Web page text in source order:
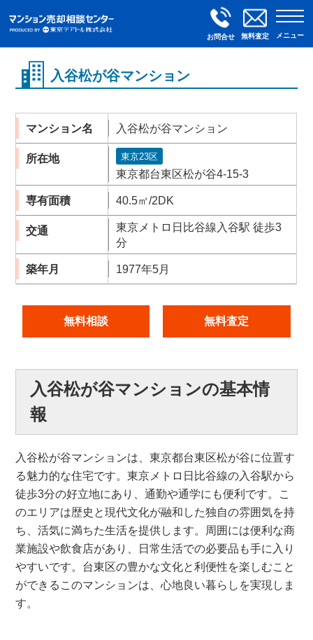
お問合せ 無料査定 メニュー
入谷松が谷マンション
マンション名 入谷松が谷マンション
所在地 東京23区
東京都台東区松が谷4-15-3
専有面積 40.5㎡/2DK
交通
東京メトロ日比谷線入谷駅 徒歩3
分
築年月 1977年5月
無料相談 無料査定
入谷松が谷マンションの基本情
報
入谷松が谷マンションは、東京都台東区松が谷に位置す
る魅力的な住宅です。東京メトロ日比谷線の入谷駅から
徒歩3分の好立地にあり、通勤や通学にも便利です。こ
のエリアは歴史と現代文化が融和した独自の雰囲気を持
ち、活気に満ちた生活を提供します。周囲には便利な商
業施設や飲食店があり、日常生活での必要品も手に入り
やすいです。台東区の豊かな文化と利便性を楽しむこと
ができるこのマンションは、心地良い暮らしを実現しま
す。